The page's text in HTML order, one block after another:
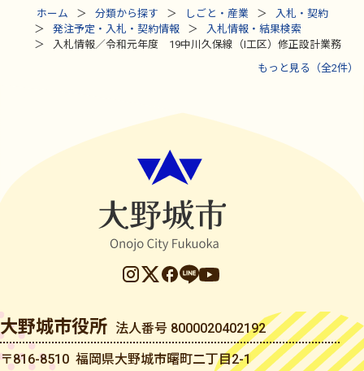
ホーム
分類から探す しごと・産業
入札・契約
発注予定・入札・契約情報
入札情報・結果検索
入札情報／令和元年度 19中川久保線（I工区）修正設計業務
もっと見る（全2件）
大野城市役所 法人番号 8000020402192
〒816-8510 福岡県大野城市曙町二丁目2-1